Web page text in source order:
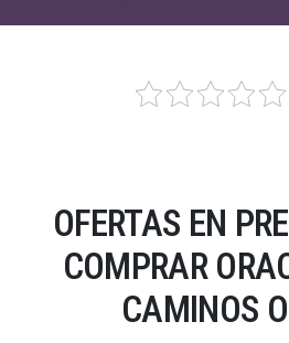
OFERTAS EN
COMPRAR
CAMINOS